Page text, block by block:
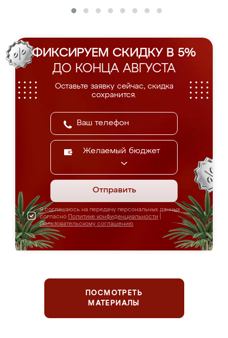
ФИКСИРУЕМ СКИДКУ В 5%
ДО КОНЦА АВГУСТА
Оставьте заявку сейчас, скидка
сохранится.
Желаемый бюджет
Отправить
Я соглашаюсь на передачу персональных данных
согласно Политике конфиденциальности
Пользовательскому соглашению
ПОСМОТРЕТЬ
МАТЕРИАЛЫ